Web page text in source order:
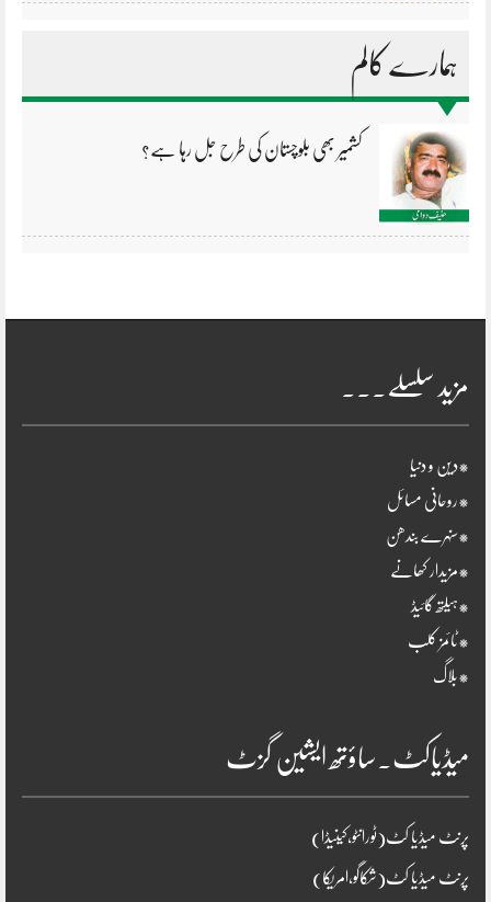
ہمارے کالم
کشمیر بھی بلوچستان کی طرح جل رہا ہے؟
مزید سلسلے۔۔۔
*دین و دنیا
*روحانی مسائل
*سنہرے بندھن
*مزیدار کھانے
*ہیلتھ گائیڈ
*ٹائمز کلب
*بلاگ
میڈیاکٹ۔ساؤتھ ایشین گزٹ
پرنٹ میڈیا کٹ(ٹورانٹو،کینیڈا)
پرنٹ میڈیا کٹ(شکاگو،امریکا)